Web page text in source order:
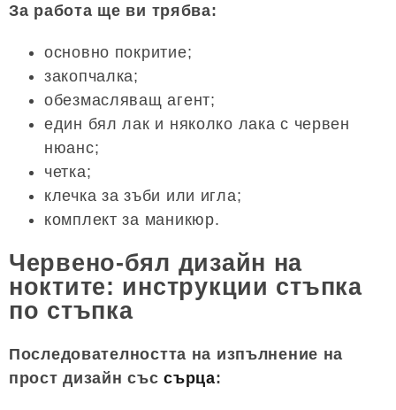
За работа ще ви трябва:
основно покритие;
закопчалка;
обезмасляващ агент;
един бял лак и няколко лака с червен
нюанс;
четка;
клечка за зъби или игла;
комплект за маникюр.
Червено-бял дизайн на
ноктите: инструкции стъпка
по стъпка
Последователността на изпълнение на
прост дизайн съссърца: